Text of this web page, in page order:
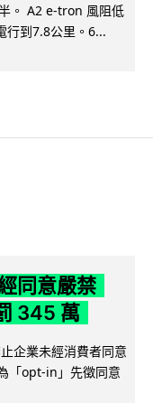
。 A2 e-tron 風阻低
行到7.8公里。6...
同意嚴禁
345 萬
企業未經消費者同意
「opt-in」先徵同意